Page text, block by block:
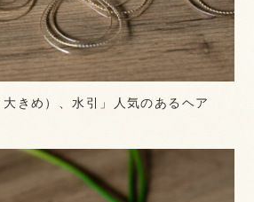
大きめ）、水引」人気のあるヘア